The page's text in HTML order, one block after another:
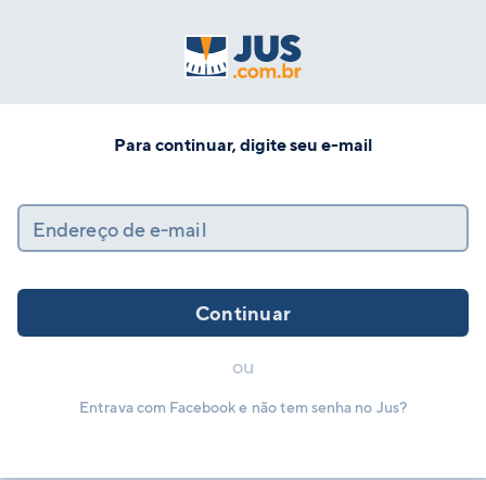
Para continuar, digite seu e-mail
Endereço de e-mail
Continuar
ou
Entrava com Facebook e não tem senha no Jus?